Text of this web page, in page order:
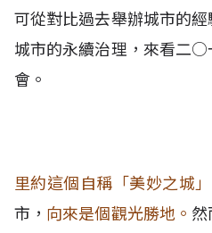
可從對比過去舉辦城市的
城市的永續治理，來看二○
會。
里約這個自稱「美妙之城」
市， 向來是個觀光勝地。 然